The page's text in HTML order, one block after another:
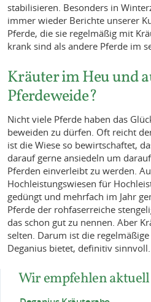
stabilisieren. Besonders in
immer wieder Berichte unserer
Pferde, die sie regelmäßig mit
krank sind als andere Pferde im
Kräuter im Heu und
Pferdeweide?
Nicht viele Pferde haben das
beweiden zu dürfen. Oft reicht
ist die Wiese so bewirtschaftet,
darauf gerne ansiedeln um
Pferden einverleibt zu werden.
Hochleistungswiesen für
gedüngt und mehrfach im Jahr
Pferde der rohfaserreiche
das schon gut zu nennen. Aber
selten. Darum ist die
Deganius bietet, definitiv sinnvoll.
Wir empfehlen aktuell